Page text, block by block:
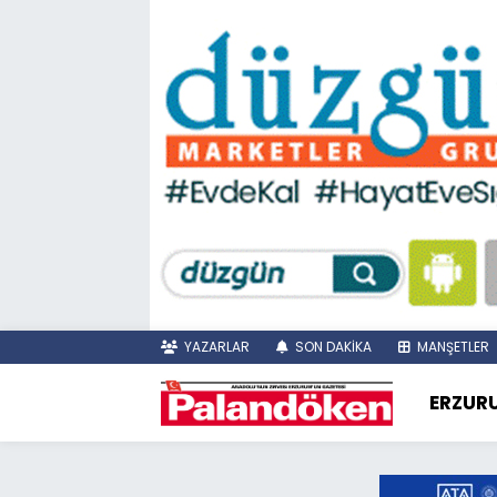
YAZARLAR SON DAKİKA MANŞETLER